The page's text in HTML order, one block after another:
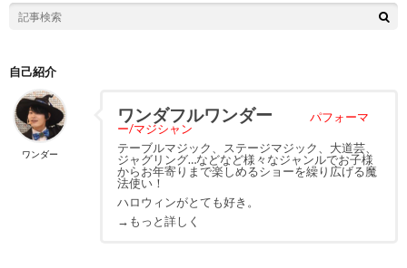
自己紹介
ワンダー
ワンダフルワンダー
パフォーマ
ー/マジシャン
テーブルマジック、ステージマジック、大道芸、
ジャグリング…などなど様々なジャンルでお子様
からお年寄りまで楽しめるショーを繰り広げる魔
法使い！
ハロウィンがとても好き。
→もっと詳しく